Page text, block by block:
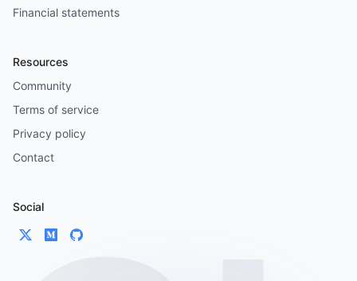
Financial statements
Resources
Community
Terms of service
Privacy policy
Contact
Social